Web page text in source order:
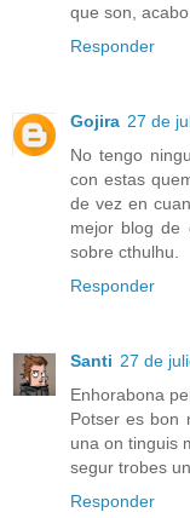
que son,
Responder
Gojira 27 de
No tengo
con estas
de vez en
mejor blog de
sobre cthulhu.
Responder
Santi 27 de
Enhorabona
Potser es bon
una on tinguis
segur trobes
Responder